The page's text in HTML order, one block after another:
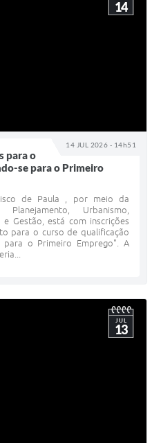
14 JUL 2026 - 14h51
14
para o
se para o Primeiro
de Paula , por meio da
Urbanismo,
e Gestão, está com inscrições
para o curso de qualificação
para o Primeiro Emprego". A
JUL
13